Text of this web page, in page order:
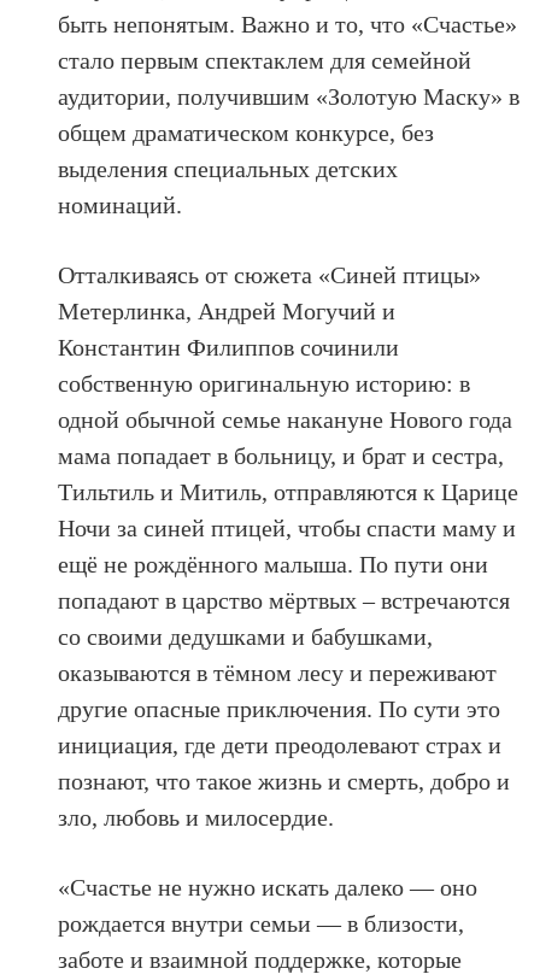
быть непонятым. Важно и то, что «Счастье»
стало первым спектаклем для семейной
аудитории, получившим «Золотую Маску» в
общем драматическом конкурсе, без
выделения специальных детских
номинаций.
Отталкиваясь от сюжета «Синей птицы»
Метерлинка, Андрей Могучий и
Константин Филиппов сочинили
собственную оригинальную историю: в
одной обычной семье накануне Нового года
мама попадает в больницу, и брат и сестра,
Тильтиль и Митиль, отправляются к Царице
Ночи за синей птицей, чтобы спасти маму и
ещё не рождённого малыша. По пути они
попадают в царство мёртвых – встречаются
со своими дедушками и бабушками,
оказываются в тёмном лесу и переживают
другие опасные приключения. По сути это
инициация, где дети преодолевают страх и
познают, что такое жизнь и смерть, добро и
зло, любовь и милосердие.
«Счастье не нужно искать далеко — оно
рождается внутри семьи — в близости,
заботе и взаимной поддержке, которые